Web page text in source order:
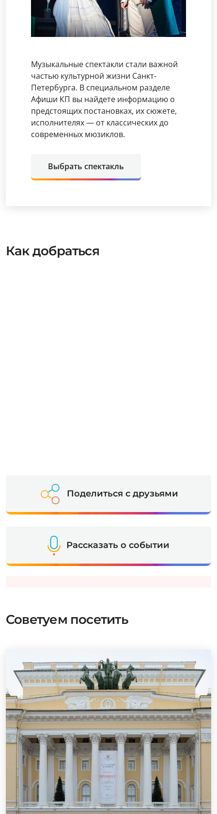
Музыкальные спектакли стали важной
частью культурной жизни Санкт-
Петербурга. В специальном разделе
Афиши КП вы найдете информацию о
предстоящих постановках, их сюжете,
исполнителях — от классических до
современных мюзиклов.
Выбрать спектакль
Как добраться
Поделиться с друзьями
Рассказать о событии
Советуем посетить